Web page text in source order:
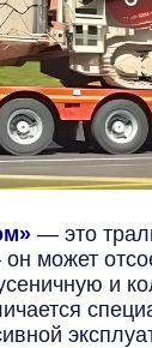
— это
может
и